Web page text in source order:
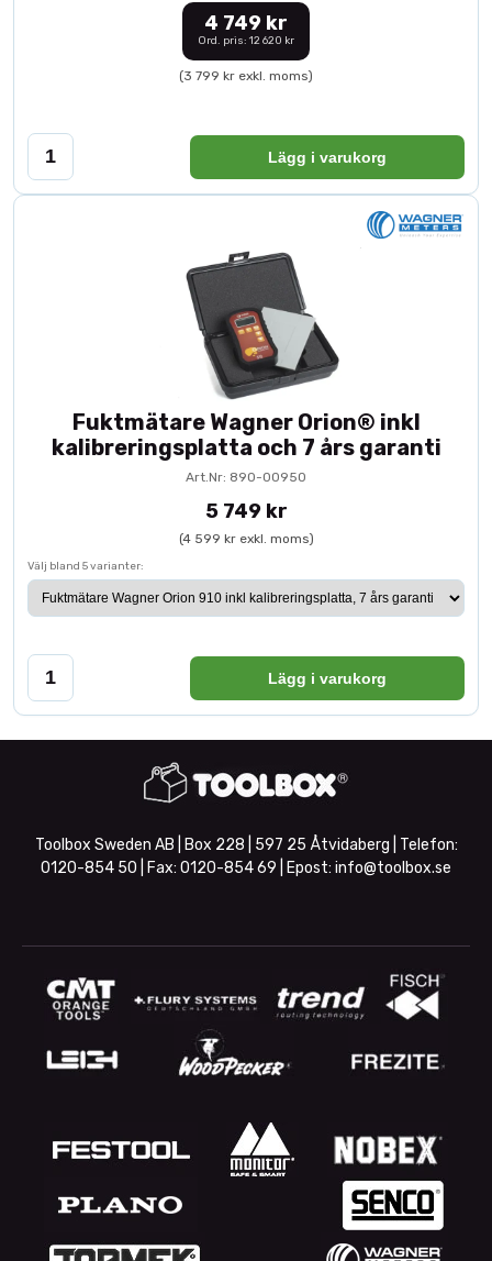
4 749 kr
Ord. pris: 12 620 kr
(3 799 kr exkl. moms)
Lägg i varukorg
Fuktmätare Wagner Orion® inkl
kalibreringsplatta och 7 års garanti
Art.Nr: 890-00950
5 749 kr
(4 599 kr exkl. moms)
Välj bland 5 varianter:
Lägg i varukorg
Toolbox Sweden AB | Box 228 | 597 25 Åtvidaberg | Telefon:
0120-854 50 | Fax: 0120-854 69 | Epost: info@toolbox.se